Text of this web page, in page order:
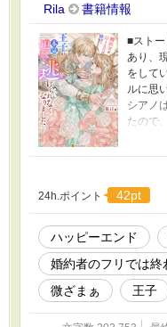
Rila 書籍情報
■スト
あり、
をして
ルに思
シアノ
たので
ではな
る所を
ーセは
のヴィ
消の手
をして
ーセは
うが……
ました
なのに
てしま
24h.ポイント 42pt
ハッピーエンド
婚約者のフリでは終
微ざまぁ
王子